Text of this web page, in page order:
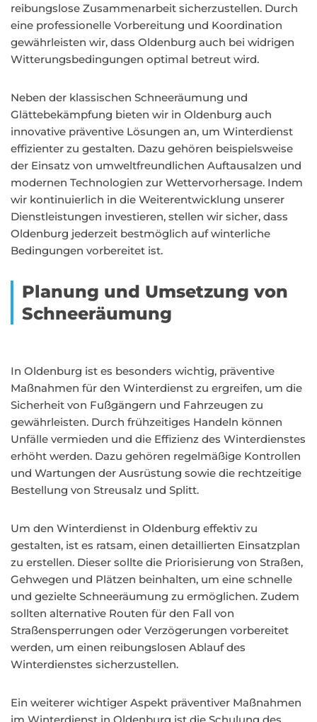
reibungslose Zusammenarbeit sicherzustellen. Durch
eine professionelle Vorbereitung und Koordination
gewährleisten wir, dass Oldenburg auch bei widrigen
Witterungsbedingungen optimal betreut wird.
Neben der klassischen Schneeräumung und
Glättebekämpfung bieten wir in Oldenburg auch
innovative präventive Lösungen an, um Winterdienst
effizienter zu gestalten. Dazu gehören beispielsweise
der Einsatz von umweltfreundlichen Auftausalzen und
modernen Technologien zur Wettervorhersage. Indem
wir kontinuierlich in die Weiterentwicklung unserer
Dienstleistungen investieren, stellen wir sicher, dass
Oldenburg jederzeit bestmöglich auf winterliche
Bedingungen vorbereitet ist.
Planung und Umsetzung von
Schneeräumung
In Oldenburg ist es besonders wichtig, präventive
Maßnahmen für den Winterdienst zu ergreifen, um die
Sicherheit von Fußgängern und Fahrzeugen zu
gewährleisten. Durch frühzeitiges Handeln können
Unfälle vermieden und die Effizienz des Winterdienstes
erhöht werden. Dazu gehören regelmäßige Kontrollen
und Wartungen der Ausrüstung sowie die rechtzeitige
Bestellung von Streusalz und Splitt.
Um den Winterdienst in Oldenburg effektiv zu
gestalten, ist es ratsam, einen detaillierten Einsatzplan
zu erstellen. Dieser sollte die Priorisierung von Straßen,
Gehwegen und Plätzen beinhalten, um eine schnelle
und gezielte Schneeräumung zu ermöglichen. Zudem
sollten alternative Routen für den Fall von
Straßensperrungen oder Verzögerungen vorbereitet
werden, um einen reibungslosen Ablauf des
Winterdienstes sicherzustellen.
Ein weiterer wichtiger Aspekt präventiver Maßnahmen